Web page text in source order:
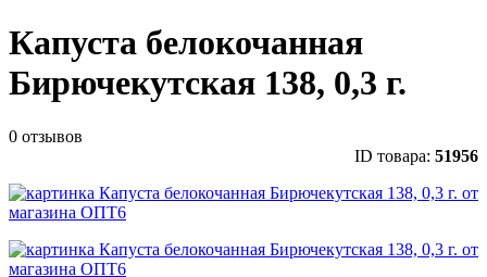
Капуста белокочанная
Бирючекутская 138, 0,3 г.
0 отзывов
ID товара: 51956